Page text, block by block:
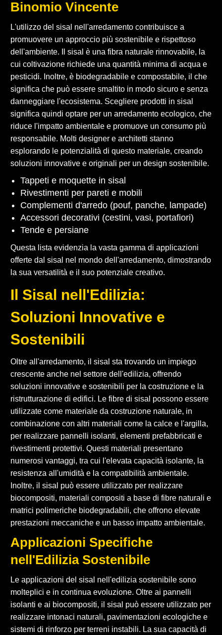
Binomio Vincente
L'utilizzo del sisal nell'arredamento contribuisce a
promuovere un approccio più sostenibile e rispettoso
dell'ambiente. Il sisal è una fibra naturale rinnovabile, la
cui coltivazione richiede una quantità minima di acqua e
pesticidi. Inoltre, è biodegradabile e compostabile, il che
significa che può essere smaltito in modo sicuro e senza
danneggiare l'ecosistema. Scegliere prodotti in sisal
significa quindi optare per un arredamento ecologico, che
riduce l'impatto ambientale e promuove un consumo più
responsabile. Molti designer e architetti stanno
esplorando le potenzialità di questo materiale, creando
soluzioni innovative e originali per un design sostenibile.
Tappeti e moquette in sisal
Rivestimenti per pareti e mobili
Complementi d'arredo (pouf, panche, lampade)
Accessori decorativi (cestini, vasi, portafiori)
Tende e persiane
Questa lista evidenzia la vasta gamma di applicazioni
offerte dal sisal nel mondo dell'arredamento, dimostrando
la sua versatilità e il suo potenziale creativo.
Il Sisal nell'Edilizia:
Soluzioni Innovative e
Sostenibili
Oltre all'arredamento, il sisal sta trovando un impiego
crescente anche nel settore dell'edilizia, offrendo
soluzioni innovative e sostenibili per la costruzione e la
ristrutturazione di edifici. Le fibre di sisal possono essere
utilizzate come materiale da costruzione naturale, in
combinazione con altri materiali come la calce e l'argilla,
per realizzare pannelli isolanti, elementi prefabbricati e
rivestimenti protettivi. Questi materiali presentano
numerosi vantaggi, tra cui l'elevata capacità isolante, la
resistenza all'umidità e la compatibilità ambientale.
Inoltre, il sisal può essere utilizzato per realizzare
biocompositi, materiali compositi a base di fibre naturali e
matrici polimeriche biodegradabili, che offrono elevate
prestazioni meccaniche e un basso impatto ambientale.
Applicazioni Specifiche
nell'Edilizia Sostenibile
Le applicazioni del sisal nell'edilizia sostenibile sono
molteplici e in continua evoluzione. Oltre ai pannelli
isolanti e ai biocompositi, il sisal può essere utilizzato per
realizzare intonaci naturali, pavimentazioni ecologiche e
sistemi di rinforzo per terreni instabili. La sua capacità di